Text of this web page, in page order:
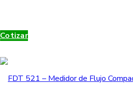
Cotizar